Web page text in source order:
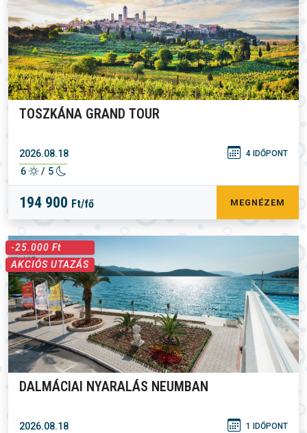
TOSZKÁNA GRAND TOUR
2026.08.18 4 IDŐPONT
6 / 5
194 900 Ft/fő MEGNÉZEM
-25.000 Ft
AKCIÓS UTAZÁS
DALMÁCIAI NYARALÁS NEUMBAN
2026.08.18 1 IDŐPONT